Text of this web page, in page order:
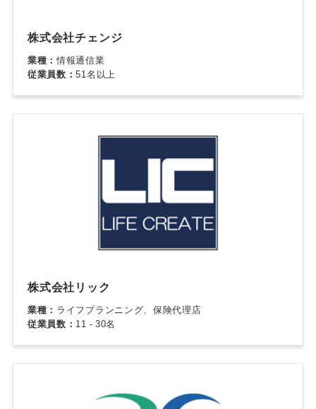
株式会社チェンジ
業種：情報通信業
従業員数：51名以上
株式会社リック
業種： ライフプランニング、保険代理店
従業員数： 11 - 30名